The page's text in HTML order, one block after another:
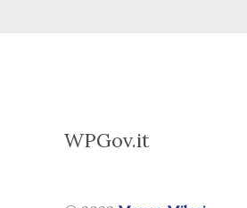
WPGov.it